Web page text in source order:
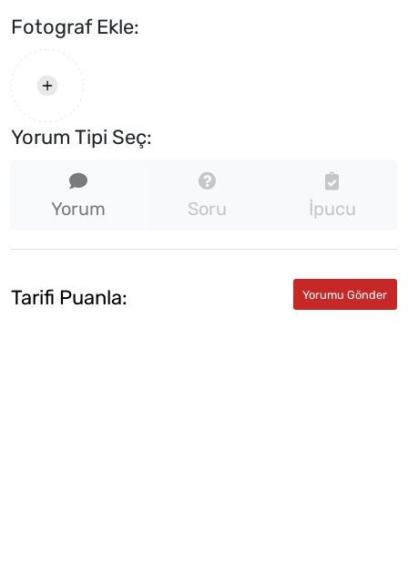
Fotograf Ekle:
Yorum Tipi Seç:
Yorum Soru İpucu
Tarifi Puanla: